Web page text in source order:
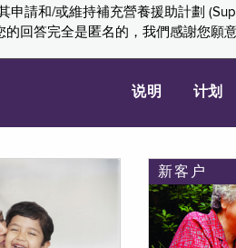
申請和/或維持補充營養援助計劃
的回答完全是匿名的，我們感謝您
说明 计划
新客户